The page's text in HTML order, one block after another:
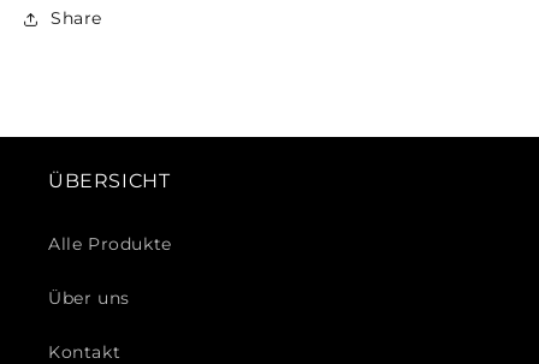
Share
ÜBERSICHT
Alle Produkte
Über uns
Kontakt